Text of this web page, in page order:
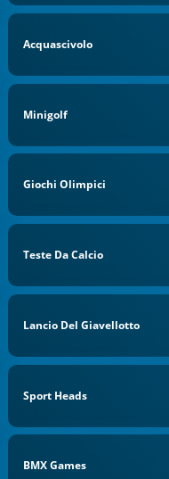
Acquascivolo
Minigolf
Giochi Olimpici
Teste Da Calcio
Lancio Del Giavellotto
Sport Heads
BMX Games